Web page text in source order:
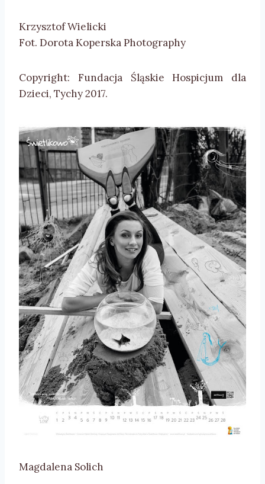
Krzysztof Wielicki
Fot. Dorota Koperska Photography
Copyright: Fundacja Śląskie Hospicjum dla
Dzieci, Tychy 2017.
Magdalena Solich